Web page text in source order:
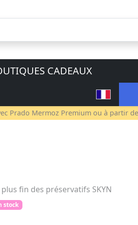
CADEAUX
Prado Mermoz Premium ou à partir
plus fin des préservatifs SKYN
stock